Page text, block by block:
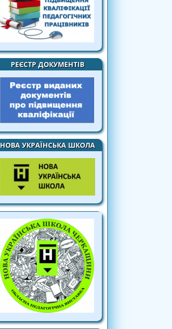
РЕЄСТР ДОКУМЕНТІВ
НОВА УКРАЇНСЬКА ШКОЛА